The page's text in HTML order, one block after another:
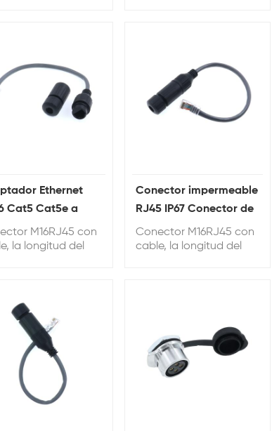
Ethernet
Cat5 Cat5e a
de agua
M16RJ45 con
la longitud del
Conector impermeable
RJ45 IP67 Conector de
ruta de red Ethernet
M16
Conector M16RJ45 con
cable, la longitud del